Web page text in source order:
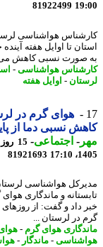
81922499
هواشناسی لرستان از
تا اوایل هفته آینده
نسبی کاهش می
هواشناسی-استان
-اوایل هفته
هوای گرم در
نسبی دما از پایان
-اجتماعی-
81921693
هواشناسی لرستان از
و ماندگاری هوای گرم
داد و گفت: از روزهای
در لرستان ...
هوای گرم-هوای
-ماندگار-